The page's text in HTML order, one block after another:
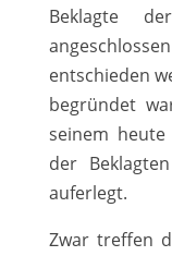
Beklagte
entschieden
begründet
seinem
der
auferlegt.
Zwar treffen